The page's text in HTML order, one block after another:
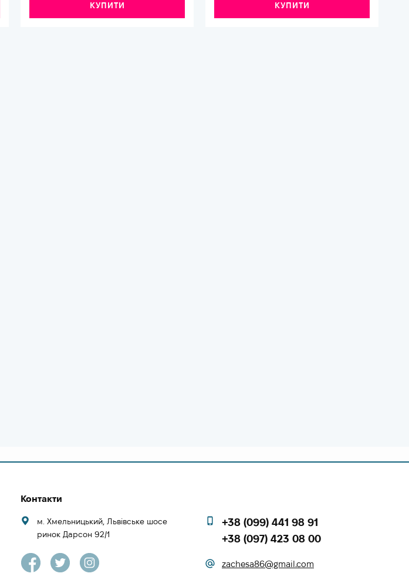
КУПИТИ КУПИТИ
Контакти
м. Хмельницький, Львівське шосе
ринок Дарсон 92/1
+38 (099) 441 98 91
+38 (097) 423 08 00
zachesa86@gmail.com